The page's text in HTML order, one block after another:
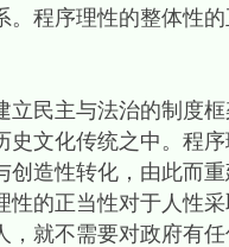
。程序理性的整体性
立民主与法治的制度
史文化传统之中。程
创造性转化，由此而
性的正当性对于人性
，就不需要对政府有